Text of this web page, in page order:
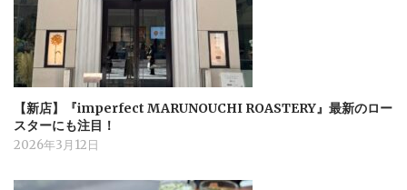
【新店】『imperfect MARUNOUCHI ROASTERY』最新のロー
スターにも注目！
2026年3月12日